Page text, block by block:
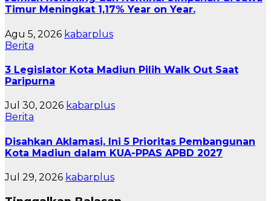
Timur Meningkat 1,17% Year on Year.
Agu 5, 2026 kabarplus
Berita
3 Legislator Kota Madiun Pilih Walk Out Saat
Paripurna
Jul 30, 2026 kabarplus
Berita
Disahkan Aklamasi, Ini 5 Prioritas Pembangunan
Kota Madiun dalam KUA-PPAS APBD 2027
Jul 29, 2026 kabarplus